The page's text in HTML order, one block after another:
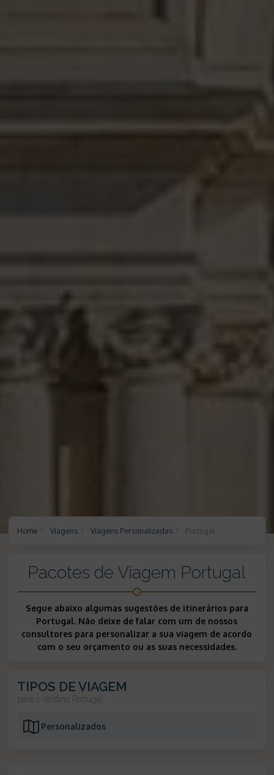
Home Viagens Viagens Personalizadas Portugal
Pacotes de Viagem Portugal
Segue abaixo algumas sugestões de itinerários para
Portugal. Não deixe de falar com um de nossos
consultores para personalizar a sua viagem de acordo
com o seu orçamento ou as suas necessidades.
TIPOS DE VIAGEM
para o destino Portugal
Personalizados